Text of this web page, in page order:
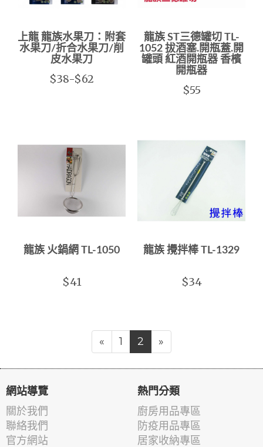
上龍 龍族水果刀：附套
水果刀/折合水果刀/削
皮水果刀
$38-$62
龍族 ST三德罐切 TL-
1052 拔酒塞.開瓶蓋.開
罐頭 紅酒開瓶器 香檳
開瓶器
$55
龍族 火鍋網 TL-1050
$41
龍族 攪拌棒 TL-1329
$34
« 1 2 »
網站導覽
關於我們
聯絡我們
官方網站
熱門分類
廚房用品專區
防疫用品專區
居家收納專區